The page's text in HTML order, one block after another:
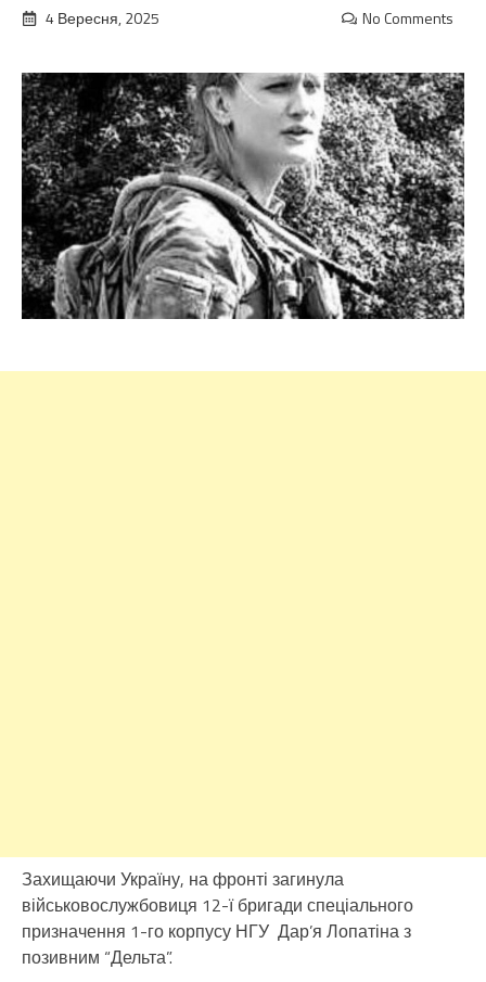
4 Вересня, 2025
No Comments
Захищаючи Україну, на фронті загинула
військовослужбовиця 12-ї бригади спеціального
призначення 1-го корпусу НГУ Дар’я Лопатіна з
позивним “Дельта”.